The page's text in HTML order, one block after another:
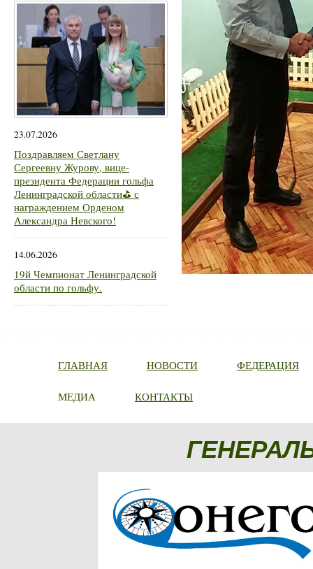
23.07.2026
Поздравляем Светлану
Сергеевну Журову, вице-
президента Федерации гольфа
Ленинградской области⛳ с
награждением Орденом
Александра Невского!
14.06.2026
19й Чемпионат Ленинградской
области по гольфу.
ГЛАВНАЯ НОВОСТИ ФЕДЕРАЦИЯ
МЕДИА КОНТАКТЫ